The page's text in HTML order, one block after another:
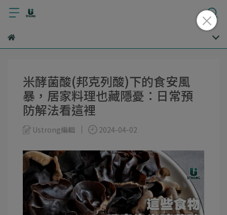
米酵菌酸(邦克列酸)下的食安風
暴，居家料理也藏隱憂：日常預
防解法看這裡
Ustrong編輯 2024-04-02